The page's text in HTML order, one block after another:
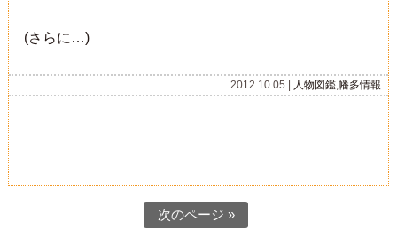
(さらに…)
2012.10.05 | 人物図鑑,幡多情報
次のページ »